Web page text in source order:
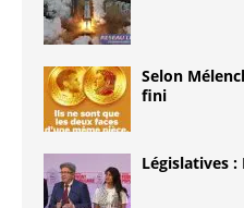
Selon
fini
Législatives